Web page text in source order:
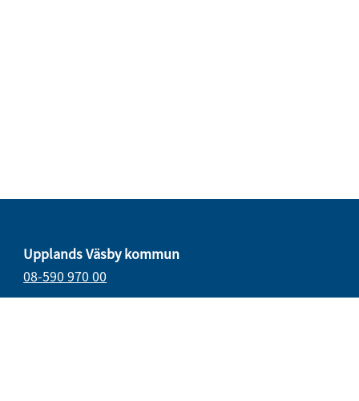
Upplands Väsby kommun
08-590 970 00